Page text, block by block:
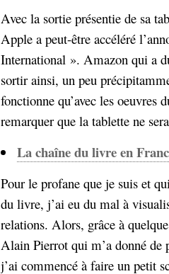
Avec la sortie présentie de sa
Apple a peut-être accéléré
International ». Amazon qui a
sortir ainsi, un peu
fonctionne qu’avec les oeuvres
remarquer que la tablette ne
La chaîne du livre en
Pour le profane que je suis et
du livre, j’ai eu du mal à
relations. Alors, grâce à
Alain Pierrot qui m’a donné de
j’ai commencé à faire un petit